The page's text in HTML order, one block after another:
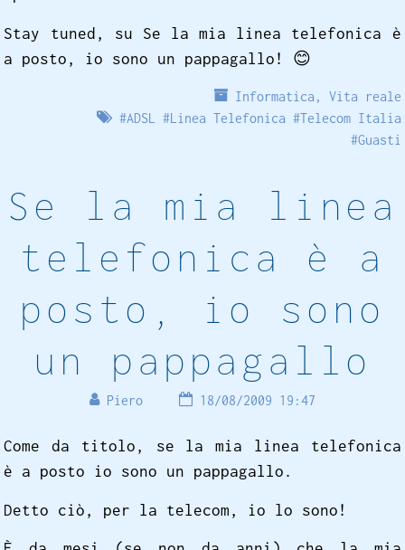
Stay tuned, su Se la mia linea telefonica è
a posto, io sono un pappagallo! 😊
Informatica , Vita reale
#ADSL #Linea Telefonica #Telecom Italia
#Guasti
Se la mia linea
telefonica è a
posto, io sono
un pappagallo
Piero 18/08/2009 19:47
Come da titolo, se la mia linea telefonica
è a posto io sono un pappagallo.
Detto ciò, per la telecom, io lo sono!